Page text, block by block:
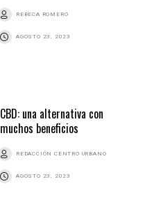
REBECA ROMERO
AGOSTO 23, 2023
CBD: una alternativa con
muchos beneficios
REDACCIÓN CENTRO URBANO
AGOSTO 23, 2023